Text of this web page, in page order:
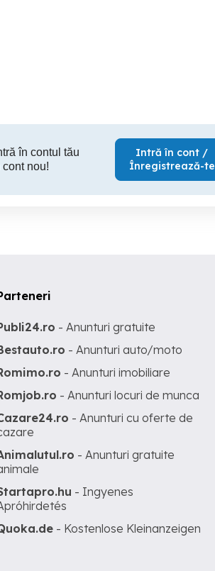
în contul tău
nou!
Intră în cont /
Înregistrează-te
- Anunturi gratuite
- Anunturi auto/moto
- Anunturi imobiliare
- Anunturi locuri de munca
- Anunturi cu oferte de
- Anunturi gratuite
- Ingyenes
- Kostenlose Kleinanzeigen